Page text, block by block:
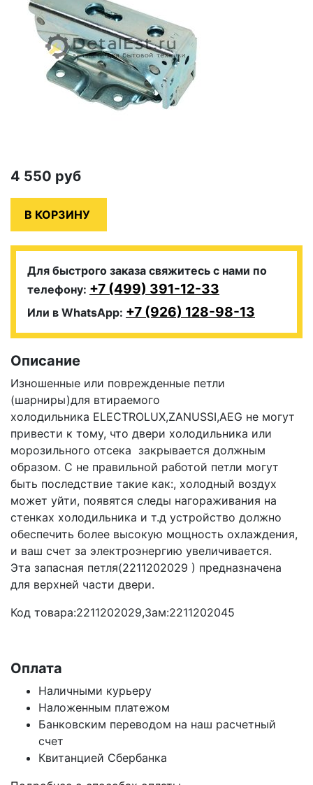
4 550 руб
Для быстрого заказа свяжитесь с нами по
телефону: +7 (499) 391-12-33
Или в WhatsApp: +7 (926) 128-98-13
Описание
Изношенные или поврежденные петли
(шарниры)для втираемого
холодильника ELECTROLUX,ZANUSSI,AEG не могут
привести к тому, что двери холодильника или
морозильного отсека закрывается должным
образом. С не правильной работой петли могут
быть последствие такие как:, холодный воздух
может уйти, появятся следы нагораживания на
стенках холодильника и т.д устройство должно
обеспечить более высокую мощность охлаждения,
и ваш счет за электроэнергию увеличивается.
Эта запасная петля(2211202029 ) предназначена
для верхней части двери.
Код товара:2211202029,Зам:2211202045
Оплата
Наличными курьеру
Наложенным платежом
Банковским переводом на наш расчетный
счет
Квитанцией Сбербанка